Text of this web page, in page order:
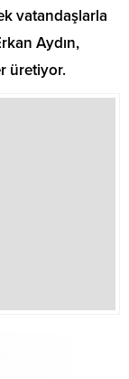
vatandaşlarla
Aydın,
üretiyor.